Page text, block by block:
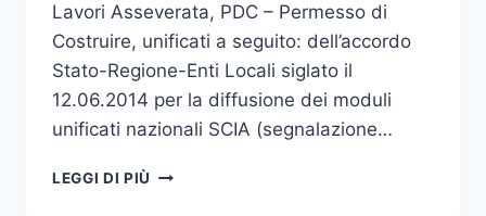
Lavori Asseverata, PDC – Permesso di
Costruire, unificati a seguito: dell’accordo
Stato-Regione-Enti Locali siglato il
12.06.2014 per la diffusione dei moduli
unificati nazionali SCIA (segnalazione…
LEGGI DI PIÙ PUBBLICAZIONE